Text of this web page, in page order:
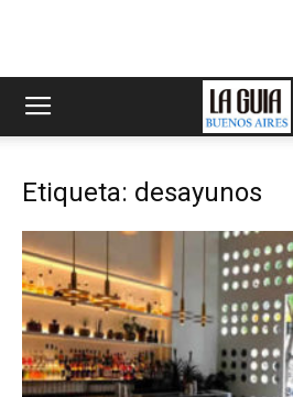
Etiqueta: desayunos